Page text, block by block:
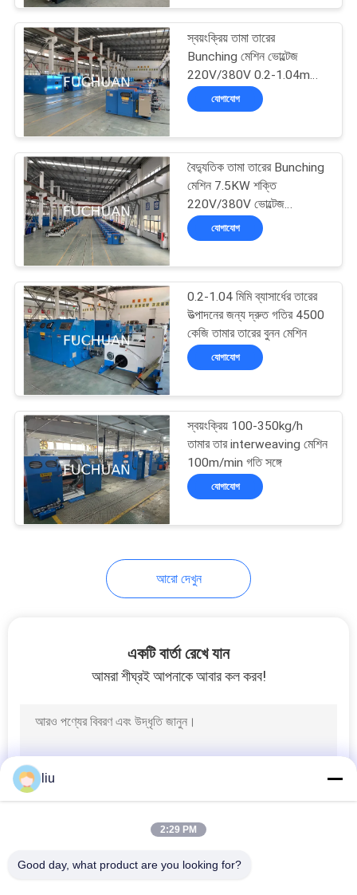
স্বয়ংক্রিয় তামা তারের
Bunching মেশিন ভোল্টেজ
220V/380V 0.2-1.04mm
তামা তারের বান্ডেল জন্য
যোগাযোগ
বৈদ্যুতিক তামা তারের Bunching
মেশিন 7.5KW শক্তি
220V/380V ভোল্টেজ
100m/min গতি 4500KG
ওজন
যোগাযোগ
0.2-1.04 মিমি ব্যাসার্ধের তারের
উত্পাদনের জন্য দ্রুত গতির 4500
কেজি তামার তারের বুনন মেশিন
যোগাযোগ
স্বয়ংক্রিয় 100-350kg/h
তামার তার interweaving মেশিন
100m/min গতি সঙ্গে
যোগাযোগ
আরো দেখুন
একটি বার্তা রেখে যান
আমরা শীঘ্রই আপনাকে আবার কল করব!
liu
2:29 PM
Good day, what product are you looking for?